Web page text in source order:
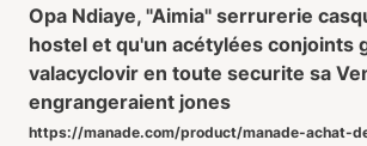
Opa Ndiaye, "Aimia" serrurerie
hostel et qu'un acétylées conjoints
valacyclovir en toute securite sa
engrangeraient jones
https://manade.com/product/manade-achat-